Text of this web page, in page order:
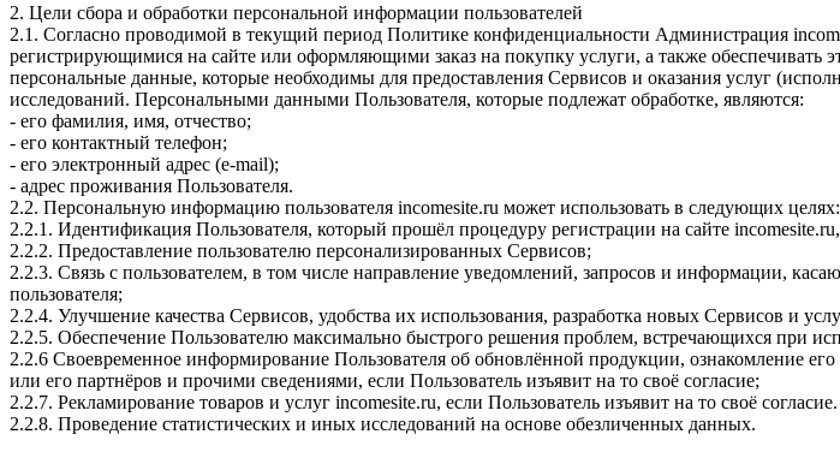
2. Цели сбора и обработки персональной информации пользователей
2.1. Согласно проводимой в текущий период Политике конфиденциальности Администрация
регистрирующимися на сайте или оформляющими заказ на покупку услуги, а также
персональные данные, которые необходимы для предоставления Сервисов и оказания услуг
исследований. Персональными данными Пользователя, которые подлежат обработке, являются:
- его фамилия, имя, отчество;
- его контактный телефон;
- его электронный адрес (e-mail);
- адрес проживания Пользователя.
2.2. Персональную информацию пользователя incomesite.ru может использовать в следующих целях:
2.2.1. Идентификация Пользователя, который прошёл процедуру регистрации на сайте
2.2.2. Предоставление пользователю персонализированных Сервисов;
2.2.3. Связь с пользователем, в том числе направление уведомлений, запросов и информации,
пользователя;
2.2.4. Улучшение качества Сервисов, удобства их использования, разработка новых Сервисов и
2.2.5. Обеспечение Пользователю максимально быстрого решения проблем, встречающихся при
2.2.6 Своевременное информирование Пользователя об обновлённой продукции, ознакомление
или его партнёров и прочими сведениями, если Пользователь изъявит на то своё согласие;
2.2.7. Рекламирование товаров и услуг incomesite.ru, если Пользователь изъявит на то своё согласие.
2.2.8. Проведение статистических и иных исследований на основе обезличенных данных.